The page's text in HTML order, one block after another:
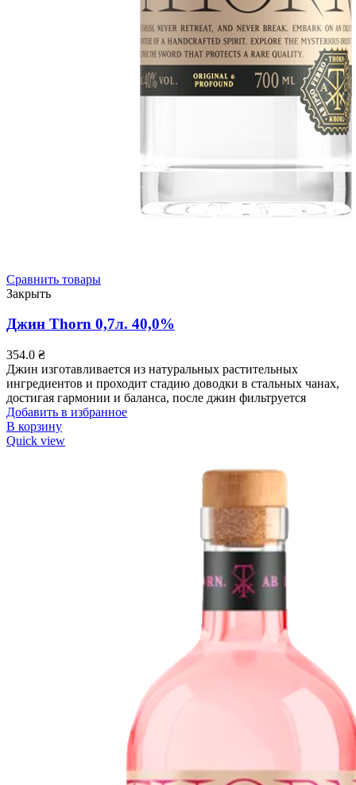
Сравнить товары
Закрыть
Джин Thorn 0,7л. 40,0%
354.0 ₴
Джин изготавливается из натуральных растительных
ингредиентов и проходит стадию доводки в стальных чанах,
достигая гармонии и баланса, после джин фильтруется
Добавить в избранное
В корзину
Quick view